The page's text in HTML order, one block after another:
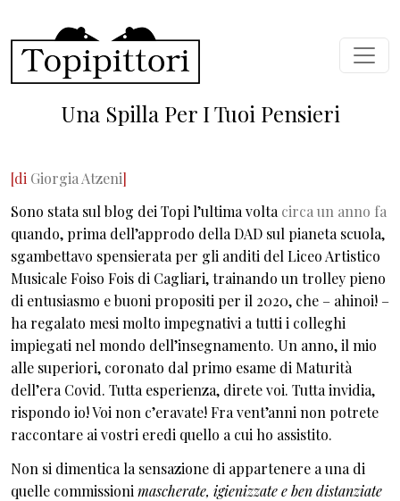
Una Spilla Per I Tuoi Pensieri
[di Giorgia Atzeni]
Sono stata sul blog dei Topi l’ultima volta circa un anno fa
quando, prima dell’approdo della DAD sul pianeta scuola,
sgambettavo spensierata per gli anditi del Liceo Artistico
Musicale Foiso Fois di Cagliari, trainando un trolley pieno
di entusiasmo e buoni propositi per il 2020, che – ahinoi! –
ha regalato mesi molto impegnativi a tutti i colleghi
impiegati nel mondo dell’insegnamento. Un anno, il mio
alle superiori, coronato dal primo esame di Maturità
dell’era Covid. Tutta esperienza, direte voi. Tutta invidia,
rispondo io! Voi non c’eravate! Fra vent’anni non potrete
raccontare ai vostri eredi quello a cui ho assistito.
Non si dimentica la sensazione di appartenere a una di
quelle commissioni mascherate, igienizzate e ben distanziate